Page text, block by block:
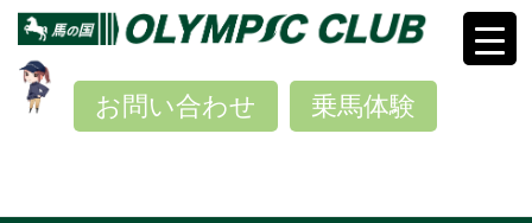
乗馬体験
お問い合わせ